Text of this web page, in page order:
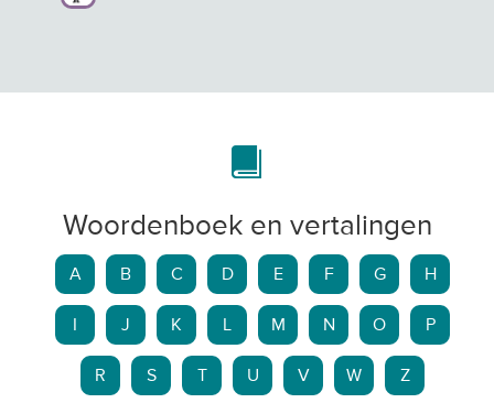
Woordenboek en vertalingen
A B C D E F G H
J K L M N O P
R S T U V W Z